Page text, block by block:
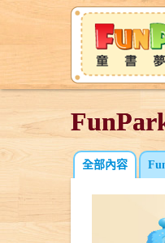
全部內容